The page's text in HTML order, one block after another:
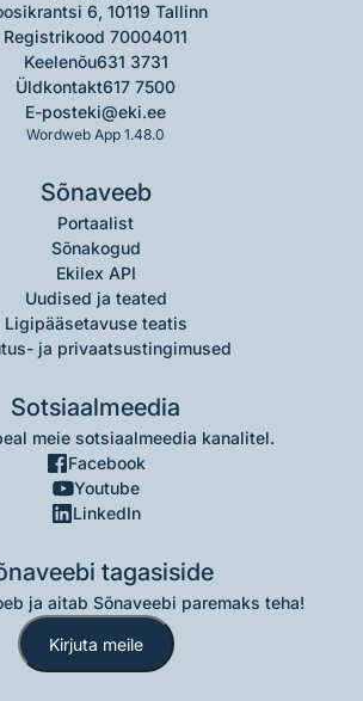
6, 10119 Tallinn
Registrikood 70004011
Keelenõu631 3731
Üldkontakt617 7500
E-posteki@eki.ee
Wordweb App 1.48.0
Sõnaveeb
Portaalist
Sõnakogud
Ekilex API
Uudised ja teated
Ligipääsetavuse teatis
ja privaatsustingimused
Sotsiaalmeedia
meie sotsiaalmeedia kanalitel.
Facebook
Youtube
LinkedIn
tagasiside
ja aitab Sõnaveebi paremaks teha!
Kirjuta meile